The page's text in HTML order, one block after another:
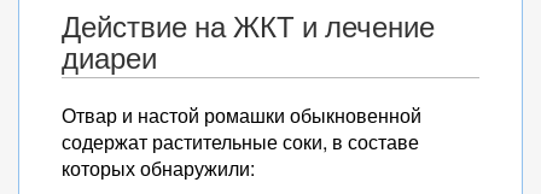
Действие на ЖКТ и лечение
диареи
Отвар и настой ромашки обыкновенной
содержат растительные соки, в составе
которых обнаружили: